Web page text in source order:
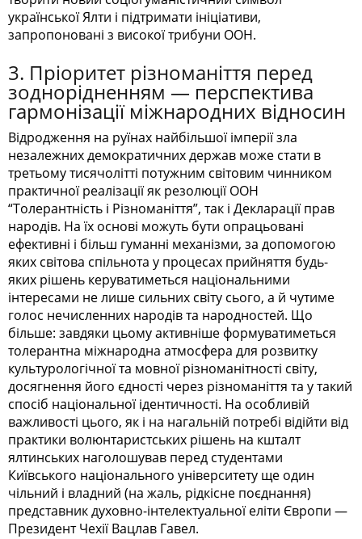
української Ялти і підтримати ініціативи,
запропоновані з високої трибуни ООН.
3. Пріоритет різноманіття перед
зоднорідненням — перспектива
гармонізації міжнародних відносин
Відродження на руїнах найбільшої імперії зла
незалежних демократичних держав може стати в
третьому тисячолітті потужним світовим чинником
практичної реалізації як резолюції ООН
“Толерантність і Різноманіття”, так і Декларації прав
народів. На їх основі можуть бути опрацьовані
ефективні і більш гуманні механізми, за допомогою
яких світова спільнота у процесах прийняття будь-
яких рішень керуватиметься національними
інтересами не лише сильних світу сього, а й чутиме
голос нечисленних народів та народностей. Що
більше: завдяки цьому активніше формуватиметься
толерантна міжнародна атмосфера для розвитку
культурологічної та мовної різноманітності світу,
досягнення його єдності через різноманіття та у такий
спосіб національної ідентичності. На особливій
важливості цього, як і на нагальній потребі відійти від
практики волюнтаристських рішень на кшталт
ялтинських наголошував перед студентами
Київського національного університету ще один
чільний і владний (на жаль, рідкісне поєднання)
представник духовно-інтелектуальної еліти Європи —
Президент Чехії Вацлав Гавел.